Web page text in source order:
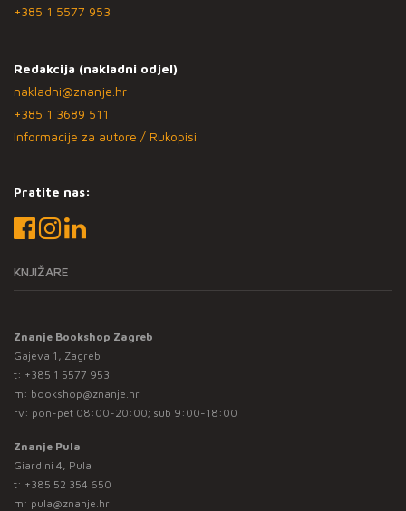
+385 1 5577 953
Redakcija (nakladni odjel)
nakladni@znanje.hr
+385 1 3689 511
Informacije za autore / Rukopisi
Pratite nas:
KNJIŽARE
Znanje Bookshop Zagreb
Gajeva 1, Zagreb
t: +385 1 5577 953
m: bookshop@znanje.hr
rv: pon-pet 08:00-20:00; sub 9:00-18:00
Znanje Pula
Giardini 4, Pula
t: +385 52 354 650
m: pula@znanje.hr